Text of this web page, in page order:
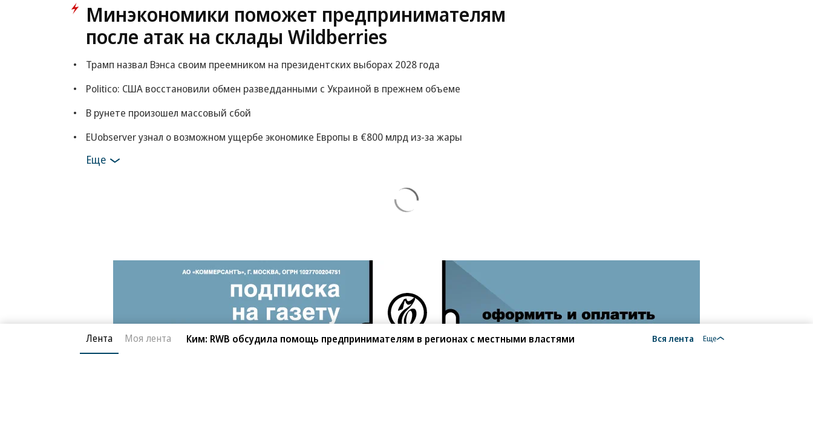
Минэкономики поможет предпринимателям
после атак на склады Wildberries
Трамп назвал Вэнса своим преемником на президентских выборах 2028 года
Politico: США восстановили обмен разведданными с Украиной в прежнем объеме
В рунете произошел массовый сбой
EUobserver узнал о возможном ущербе экономике Европы в €800 млрд из-за жары
Еще
Лента Моя лента Ким: RWB обсудила помощь предпринимателям в регионах с местными властями Вся лента Еще